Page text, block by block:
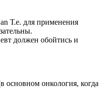
Т.е. для применения
должен обойтись и
основном онкология, когда